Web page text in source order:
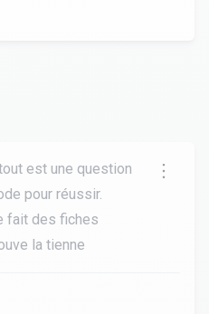
est une question
pour réussir.
fait des fiches
la tienne